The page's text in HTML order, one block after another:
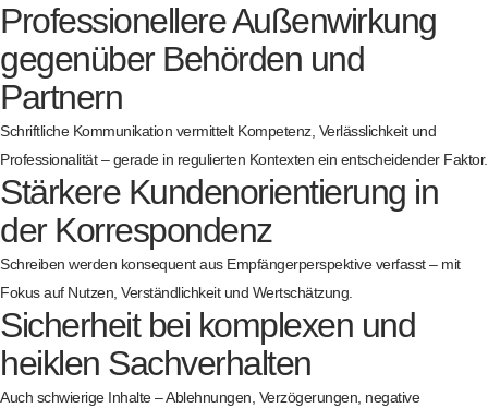
Professionellere Außenwirkung
gegenüber Behörden und
Partnern
Schriftliche Kommunikation vermittelt Kompetenz, Verlässlichkeit und
Professionalität – gerade in regulierten Kontexten ein entscheidender Faktor.
Stärkere Kundenorientierung in
der Korrespondenz
Schreiben werden konsequent aus Empfängerperspektive verfasst – mit
Fokus auf Nutzen, Verständlichkeit und Wertschätzung.
Sicherheit bei komplexen und
heiklen Sachverhalten
Auch schwierige Inhalte – Ablehnungen, Verzögerungen, negative